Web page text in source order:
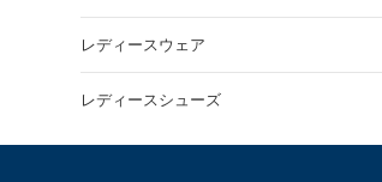
レディースウェア
レディースシューズ